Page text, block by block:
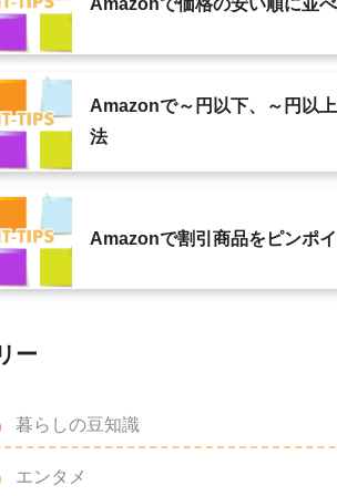
Amazonで価格の安い順に並
Amazonで～円以下、～円以
法
Amazonで割引商品をピンポ
ー
暮らしの豆知識
エンタメ